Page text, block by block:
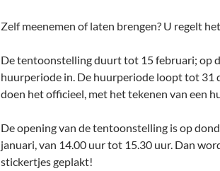
Zelf meenemen of laten brengen? U regelt
De tentoonstelling duurt tot 15 februari; op
huurperiode in. De huurperiode loopt tot 31
doen het officieel, met het tekenen van een
De opening van de tentoonstelling is op
januari, van 14.00 uur tot 15.30 uur. Dan
stickertjes geplakt!